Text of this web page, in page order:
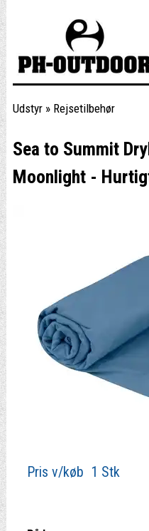
Udstyr» Rejsetilbehør
Sea to Summit
Moonlight -
Pris v/køb 1 Stk